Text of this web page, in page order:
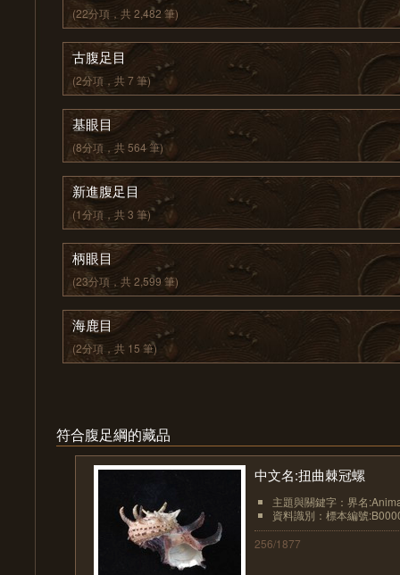
(22分項，共 2,482 筆)
古腹足目
(2分項，共 7 筆)
基眼目
(8分項，共 564 筆)
新進腹足目
(1分項，共 3 筆)
柄眼目
(23分項，共 2,599 筆)
海鹿目
(2分項，共 15 筆)
符合腹足綱的藏品
中文名:扭曲棘冠螺
主題與關鍵字：界名
資料識別：標本編號
256/1877